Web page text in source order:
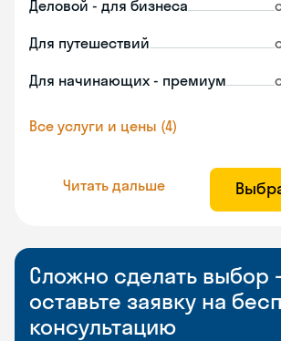
Деловой - для бизнеса
Для путешествий
Для начинающих - премиум
Все услуги и цены (4)
Читать дальше
Сложно сделать
оставьте заявку на
консультацию